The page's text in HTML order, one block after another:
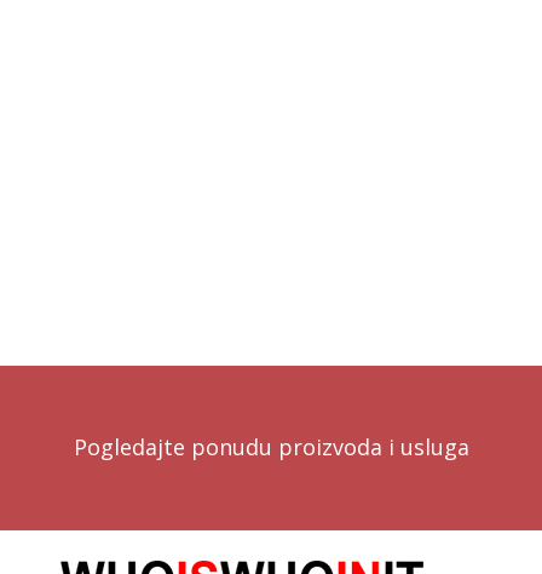
Pogledajte ponudu proizvoda i usluga